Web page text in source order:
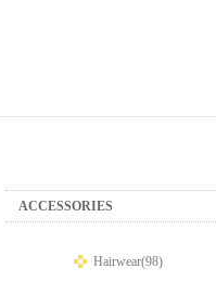
ACCESSORIES
Hairwear(98)